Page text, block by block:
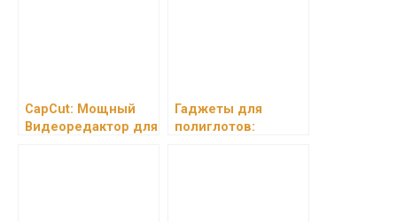
CapCut: Мощный
Видеоредактор для
Гаджеты для
полиглотов: